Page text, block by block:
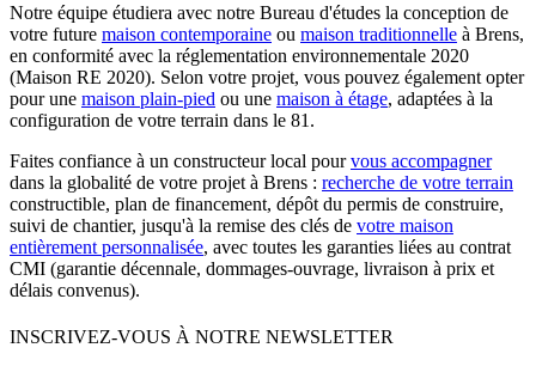
Notre équipe étudiera avec notre Bureau d'études la conception de
votre future maison contemporaine ou maison traditionnelle à Brens,
en conformité avec la réglementation environnementale 2020
(Maison RE 2020). Selon votre projet, vous pouvez également opter
pour une maison plain-pied ou une maison à étage, adaptées à la
configuration de votre terrain dans le 81.
Faites confiance à un constructeur local pourvous accompagner
dans la globalité de votre projet à Brens : recherche de votre terrain
constructible, plan de financement, dépôt du permis de construire,
suivi de chantier, jusqu'à la remise des clés de votre maison
entièrement personnalisée, avec toutes les garanties liées au contrat
CMI (garantie décennale, dommages-ouvrage, livraison à prix et
délais convenus).
INSCRIVEZ-VOUS À NOTRE NEWSLETTER